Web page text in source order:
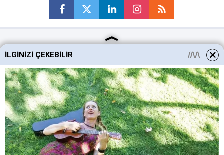
Ankara Haberleri
Keçiören Haberleri
Altındağ Haberleri
Sincan Haberleri
Mamak Haberleri
İLGINIZI ÇEKEBILIR